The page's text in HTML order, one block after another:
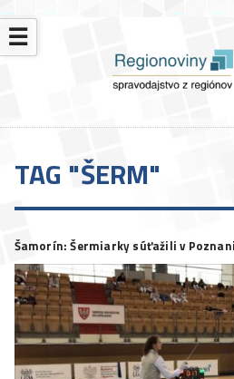
☰
TAG "ŠERM"
Šamorín: Šermiarky súťažili v Poznani